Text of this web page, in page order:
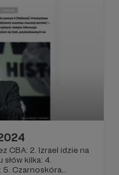
CBA: 2. Izrael idzie na
kilka: 4.
Czarnoskóra